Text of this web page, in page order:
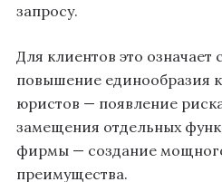
запросу.
Для клиентов это
повышение единообразия
юристов — появление
замещения отдельных
фирмы — создание
преимущества.